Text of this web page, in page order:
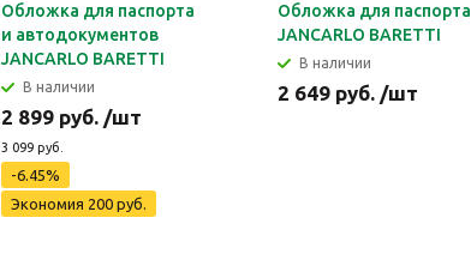
Обложка для паспорта
и автодокументов
JANCARLO BARETTI
В наличии
2 899 руб. /шт
3 099 руб.
-6.45%
Экономия 200 руб.
Обложка для паспорта
JANCARLO BARETTI
В наличии
2 649 руб. /шт